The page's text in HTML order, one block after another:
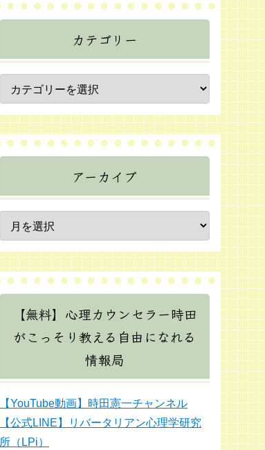
カテゴリー
アーカイブ
【無料】心理カウンセラー時田
がこっそり教える自由になれる
情報局
【YouTube動画】時田憲一チャンネル
【公式LINE】リバータリアン心理学研究
所（LPi）